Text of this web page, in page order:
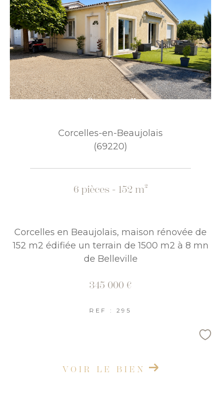
Corcelles-en-Beaujolais
(69220)
6 pièces - 152 m²
Corcelles en Beaujolais, maison rénovée de
152 m2 édifiée un terrain de 1500 m2 à 8 mn
de Belleville
345 000 €
REF : 295
VOIR LE BIEN